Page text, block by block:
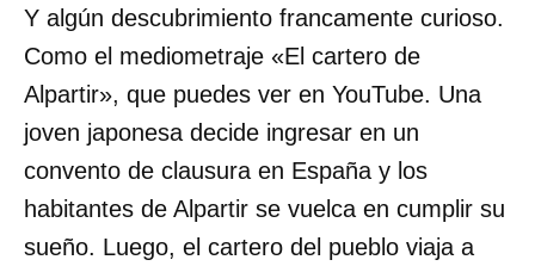
Y algún descubrimiento francamente curioso.
Como el mediometraje «El cartero de
Alpartir», que puedes ver en YouTube. Una
joven japonesa decide ingresar en un
convento de clausura en España y los
habitantes de Alpartir se vuelca en cumplir su
sueño. Luego, el cartero del pueblo viaja a